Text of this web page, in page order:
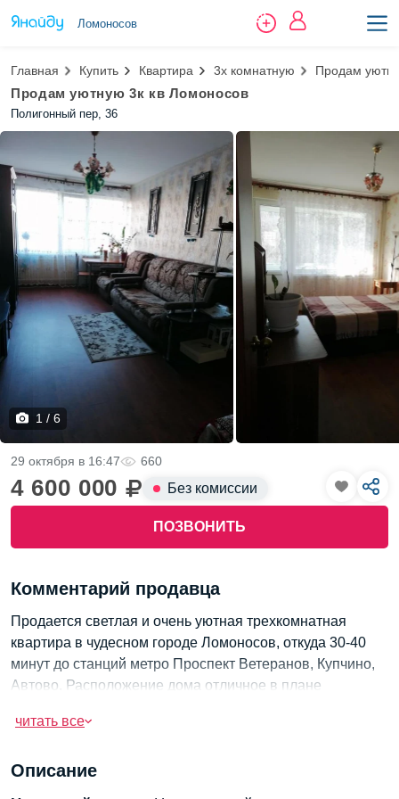
Ломоносов
Главная Купить Квартира 3х комнатную Продам
Продам уютную 3к кв Ломоносов
Полигонный пер, 36
1 / 6
4 600 000 Без комиссии
ПОЗВОНИТЬ
29 октября в 16:47 660
Описание
Комментарий продавца
Продается светлая и очень уютная трехкомнатная
квартира в чудесном городе Ломоносов, откуда 30-40
минут до станций метро Проспект Ветеранов, Купчино,
Автово. Расположение дома отличное в плане
на КАД 3 минуты.
Квартира с площадью 60,5 кв метров расположена на
читать все